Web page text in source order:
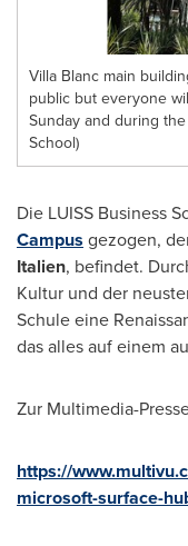
Villa Blanc main
public but everyone
Sunday and during
School)
Die LUISS Business
Campus gezogen,
Italien, befindet.
Kultur und der
Schule eine
das alles auf einem
Zur Multimedia-
https://
microsoft-surface-